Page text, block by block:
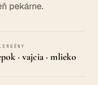
pekárne.
· vajcia · mlieko